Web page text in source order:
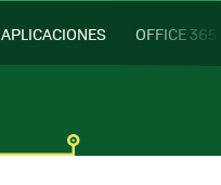
APLICACIONES OFFICE 365